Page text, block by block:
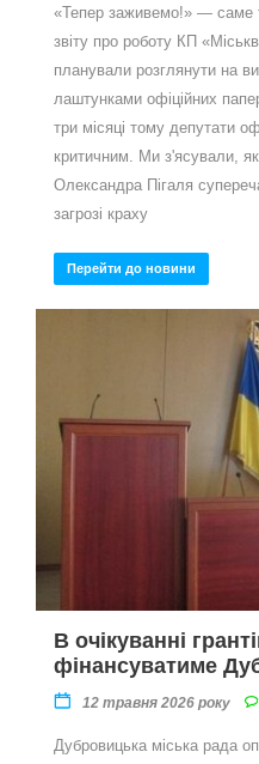
«Тепер заживемо!» — саме
звіту про роботу КП
планували розглянути на
лаштунками офіційних
три місяці тому депутати
критичним. Ми з'ясували, як
Олександра Пігаля
загрозі краху
Перейти до новини
В очікуванні
фінансуватиме
12 травня 2026 року
Дубровицька міська рада